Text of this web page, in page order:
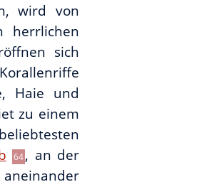
wird von
herrlichen
sich
Haie und
zu einem
64, an der